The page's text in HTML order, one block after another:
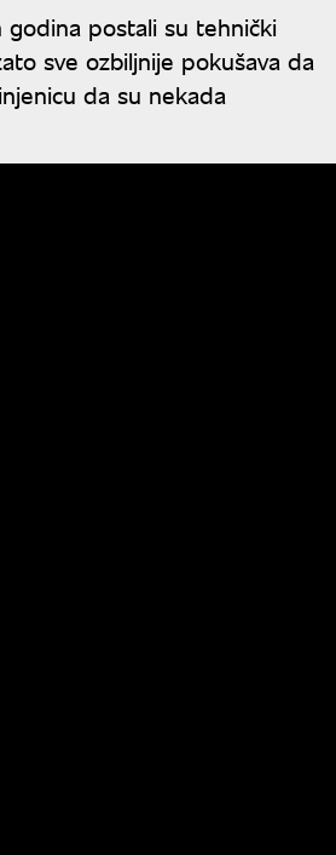
postali su tehnički
sve ozbiljnije pokušava da
da su nekada